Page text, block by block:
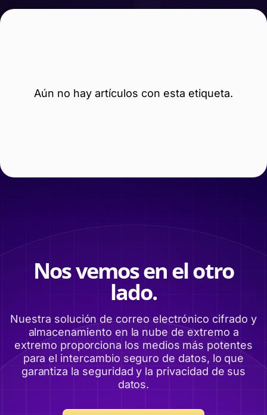
Aún no hay artículos con esta etiqueta.
Nos vemos en el otro
lado.
Nuestra solución de correo electrónico cifrado y
almacenamiento en la nube de extremo a
extremo proporciona los medios más potentes
para el intercambio seguro de datos, lo que
garantiza la seguridad y la privacidad de sus
datos.